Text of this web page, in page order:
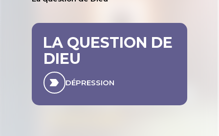
LA QUESTION DE
DIEU
DÉPRESSION